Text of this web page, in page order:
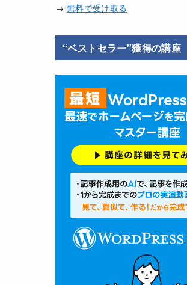
→ 無料で受け取る
“ベストセラー”獲得の講座